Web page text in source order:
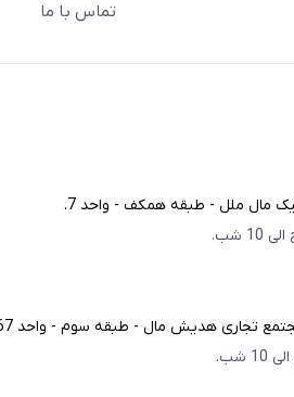
تماس با ما
مال ملل - طبقه همکف - واحد 7.
تجاری هدیش مال - طبقه سوم - واحد 367.